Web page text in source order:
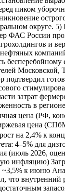
пиком
округе.
ФАС России
и
нефтяных
Московской,
подтвердил
затрат
в
цена (РФ,
цена
на 2,4% к
4–5% для
(июль 2026,
инфляцию)
~3,5% к июню
что внутренний